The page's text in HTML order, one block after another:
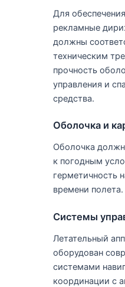
Для
рекламные
должны
техническим
прочность
управления и
средства.
Оболочка и
Оболочка
к погодным
герметичность
времени полета.
Системы
Летательный
оборудован
системами
координации с